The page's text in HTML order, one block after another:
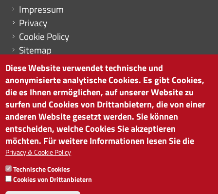
Menu footer
Impressum
Privacy
Cookie Policy
Sitemap
Cookie-Einstellungen
HANDELSKAMMER BOZEN
Südtiroler Straße 60 | I-39100 Bozen
Tel. 0471 945 511 |info@handelskammer.bz.it
MwSt.-Nr.: 00376420212
INSTITUT FÜR WIRTSCHAFTSFÖRDERUNG
MwSt.-Nr.: 01716880214
Diese Website verwendet technische und
anonymisierte analytische Cookies. Es gibt Cookies,
die es Ihnen ermöglichen, auf unserer Website zu
surfen und Cookies von Drittanbietern, die von einer
anderen Website gesetzt werden. Sie können
entscheiden, welche Cookies Sie akzeptieren
möchten. Für weitere Informationen lesen Sie die
Privacy & Cookie Policy
Technische Cookies
Cookies von Drittanbietern